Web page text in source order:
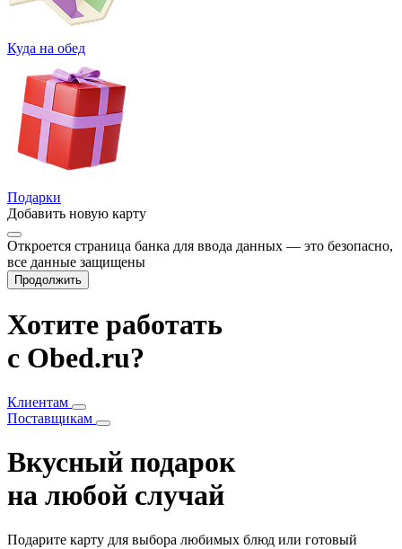
Куда на обед
Подарки
Добавить новую карту
Откроется страница банка для ввода данных — это безопасно,
все данные защищены
Продолжить
Хотите работать
с Obed.ru?
Клиентам
Поставщикам
Вкусный подарок
на любой случай
Подарите карту для выбора любимых блюд или готовый